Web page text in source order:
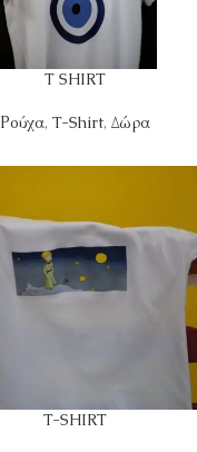
T SHIRT
Ρούχα, T-Shirt, Δώρα
T-SHIRT